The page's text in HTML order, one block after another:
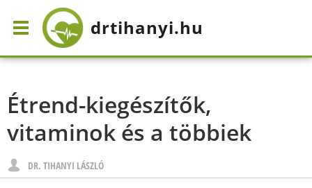
drtihanyi.hu
Étrend-kiegészítők,
vitaminok és a többiek
DR. TIHANYI LÁSZLÓ